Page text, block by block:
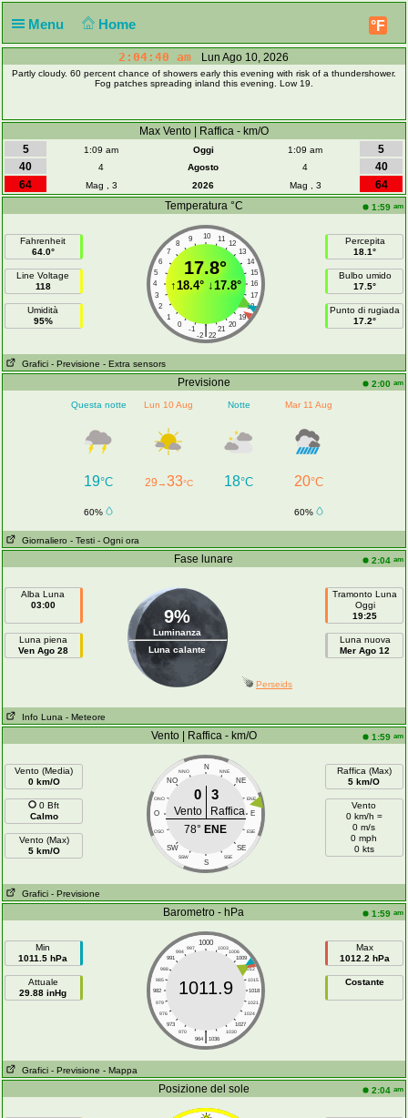
Menu Home °F
2:04:40 am Lun Ago 10, 2026
Partly cloudy. 60 percent chance of showers early this evening with risk of a thundershower.
Fog patches spreading inland this evening. Low 19.
Max Vento | Raffica - km/O
5
1:09 am Oggi 1:09 am
5
40
4 Agosto 4
40
64
Mag , 3 2026 Mag , 3
64
Temperatura °C
1:59 am
Fahrenheit
64.0°
Line Voltage
118
Umidità
95%
10
9 11
8
12
7
13
6
14
5
15
4
16
3
17
2
18
1
19
0
20
-1 21
|
-2 22
17.8°
↑18.4°↓17.8°
Percepita
18.1°
Bulbo umido
17.5°
Punto di rugiada
17.2°
Grafici - Previsione - Extra sensors
Previsione 2:00 am
Questa notte Lun 10 Aug Notte Mar 11 Aug
19°C 29 →33°C 18°C 20°C
60% 60%
Giornaliero - Testi - Ogni ora
Fase lunare 2:04 am
Alba Luna
03:00
Luna piena
Ven Ago 28
9%
Luminanza
Luna calante
Tramonto Luna
Oggi
19:25
Luna nuova
Mer Ago 12
Perseids
Info Luna - Meteore
Vento | Raffica - km/O 1:59 am
Vento (Media)
0 km/O
0 Bft
Calmo
Vento (Max)
5 km/O
N
NNO NNE
NO NE
ONO ENE
O E
OSO ESE
SW SE
SSW SSE
S
0 3
Vento
Raffica
78° ENE
Raffica (Max)
5 km/O
Vento
0 km/h =
0 m/s
0 mph
0 kts
Grafici - Previsione
Barometro - hPa 1:59 am
Min
1011.5 hPa
Attuale
29.88 inHg
1000
997 1003
994
1006
991
1009
988
1012
985
1015
982
1018
979
1021
976
1024
973
1027
970
1030
|
964 1036
1011.9
Max
1012.2 hPa
Costante
Grafici - Previsione - Mappa
Posizione del sole 2:04 am